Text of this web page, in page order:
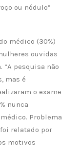
ou nódulo”
médico (30%)
ouvidas
pesquisa não
mas é
o exame
nunca
Problema
relatado por
motivos